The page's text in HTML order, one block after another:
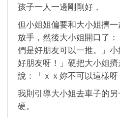
孩子一人一邊剛剛好，
但小姐姐偏要和大小姐擠
放手，然後大小姐開口了
們是好朋友可以一推。」
好朋友呀！」硬把大小姐
說：「ｘｘ妳不可以這樣呀
我則引導大小姐去車子的
硬。